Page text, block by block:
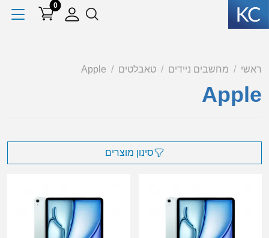
0
ראשי מחשבים ניידים טאבלטים Apple
Apple
סינון מוצרים